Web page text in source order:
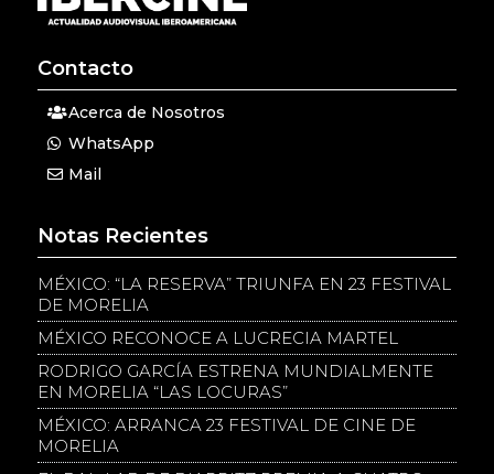
Contacto
Acerca de Nosotros
WhatsApp
Mail
Notas Recientes
MÉXICO: “LA RESERVA” TRIUNFA EN 23 FESTIVAL
DE MORELIA
MÉXICO RECONOCE A LUCRECIA MARTEL
RODRIGO GARCÍA ESTRENA MUNDIALMENTE
EN MORELIA “LAS LOCURAS”
MÉXICO: ARRANCA 23 FESTIVAL DE CINE DE
MORELIA